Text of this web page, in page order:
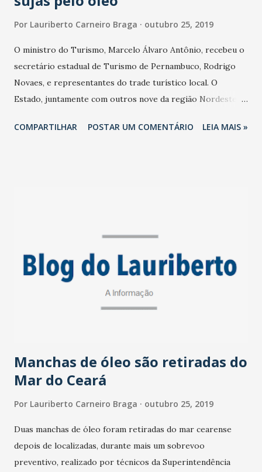
Por Lauriberto Carneiro Braga outubro 25, 2019
O ministro do Turismo, Marcelo Álvaro Antônio, recebeu o
secretário estadual de Turismo de Pernambuco, Rodrigo
Novaes, e representantes do trade turístico local. O
Estado, juntamente com outros nove da região Nordeste,
desconhecida. O intuito do encontro foi ouvir sobre os
alinhado com o Governo Federal na tomada de providências
para o monitoramento, limpeza e apuração das
responsabilidades em relação ao incidente. Já foram
recolhidas, até esta terça-feira (21), mais de 900 toneladas
COMPARTILHAR POSTAR UM COMENTÁRIO LEIA MAIS »
Manchas de óleo são retiradas do
Mar do Ceará
Por Lauriberto Carneiro Braga outubro 25, 2019
Duas manchas de óleo foram retiradas do mar cearense
depois de localizadas, durante mais um sobrevoo
preventivo, realizado por técnicos da Superintendência